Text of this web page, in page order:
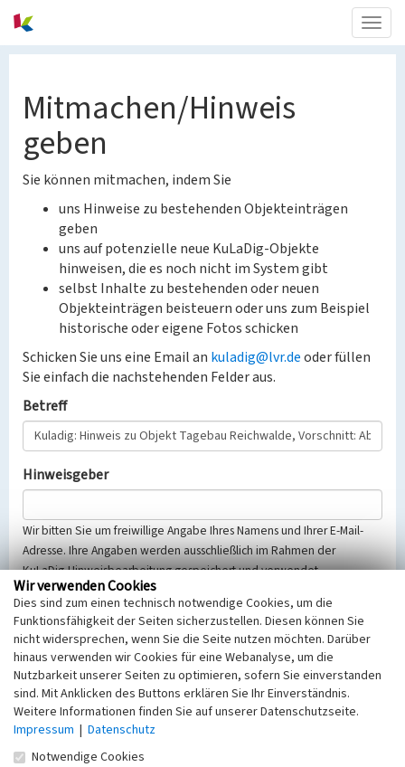
Mitmachen/Hinweis
geben
Sie können mitmachen, indem Sie
uns Hinweise zu bestehenden Objekteinträgen
geben
uns auf potenzielle neue KuLaDig-Objekte
hinweisen, die es noch nicht im System gibt
selbst Inhalte zu bestehenden oder neuen
Objekteinträgen beisteuern oder uns zum Beispiel
historische oder eigene Fotos schicken
Schicken Sie uns eine Email an kuladig@lvr.deoder füllen
Sie einfach die nachstehenden Felder aus.
Betreff
Hinweisgeber
Wir bitten Sie um freiwillige Angabe Ihres Namens und Ihrer E-Mail-
Adresse. Ihre Angaben werden ausschließlich im Rahmen der
KuLaDig-Hinweisbearbeitung gespeichert und verwendet.
Selbstverständlich werden diese entsprechend der Vorschriften des
Telemediengesetzes, des Datenschutzgesetzes NRW und der seit
dem 25.05.2018 gültigen Europäischen Datenschutzgrundverordnung
(EU-DSGVO) vertraulich behandelt, beachten Sie bitte unsere
Hinweise zumDatenschutz
Nachricht
Wir verwenden Cookies
Dies sind zum einen technisch notwendige Cookies, um die
Funktionsfähigkeit der Seiten sicherzustellen. Diesen können Sie
nicht widersprechen, wenn Sie die Seite nutzen möchten. Darüber
hinaus verwenden wir Cookies für eine Webanalyse, um die
Nutzbarkeit unserer Seiten zu optimieren, sofern Sie einverstanden
sind. Mit Anklicken des Buttons erklären Sie Ihr Einverständnis.
Weitere Informationen finden Sie auf unserer Datenschutzseite.
Impressum | Datenschutz
Notwendige Cookies